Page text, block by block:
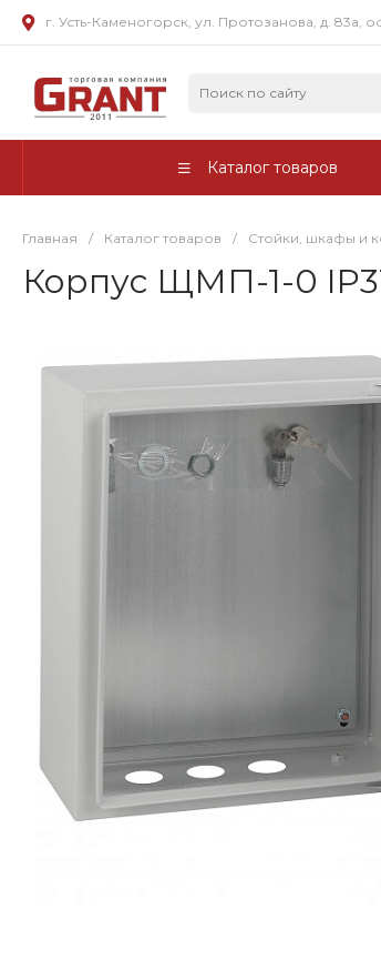
г. Усть-Каменогорск, ул. Протозанова, д. 83а,
Каталог товаров
Главная / Каталог товаров / Стойки, шкафы и
Корпус ЩМП-1-0